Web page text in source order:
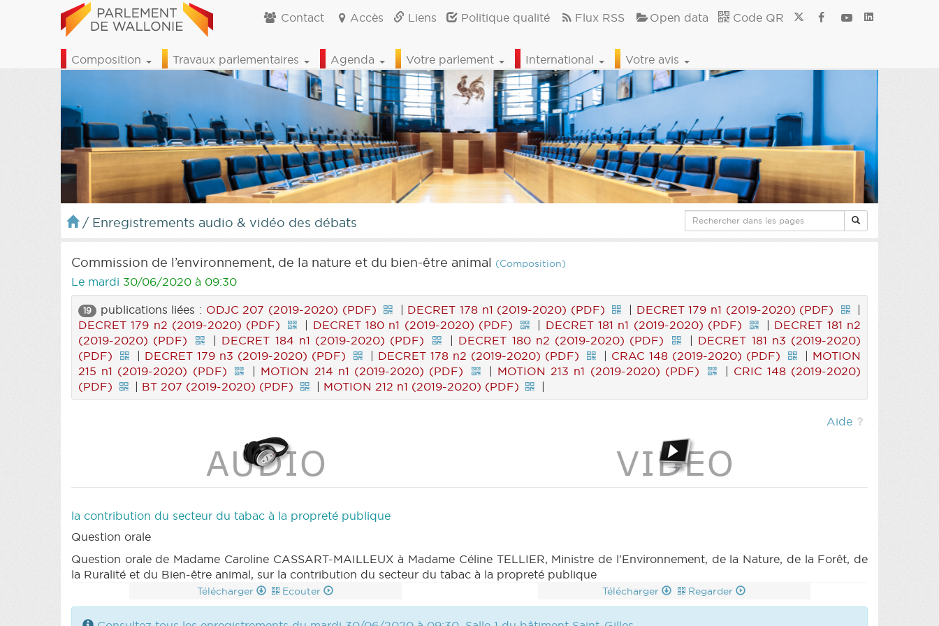
Contact Accès Liens Politique qualité Flux RSS Open data Code QR
Composition Travaux parlementaires Agenda Votre parlement International Votre avis
/ Enregistrements audio & vidéo des débats
Commission de l’environnement, de la nature et du bien-être animal (Composition)
Le mardi 30/06/2020 à 09:30
19 publications liées : ODJC 207 (2019-2020) (PDF) | DECRET 178 n1 (2019-2020) (PDF) | DECRET 179 n1 (2019-2020) (PDF)
|
DECRET 179 n2 (2019-2020) (PDF)
| DECRET 180 n1 (2019-2020) (PDF) | DECRET 181 n1 (2019-2020) (PDF) | DECRET 181 n2
(2019-2020) (PDF)
| DECRET 184 n1 (2019-2020) (PDF) | DECRET 180 n2 (2019-2020) (PDF) | DECRET 181 n3 (2019-2020)
(PDF)
| DECRET 179 n3 (2019-2020) (PDF) | DECRET 178 n2 (2019-2020) (PDF) | CRAC 148 (2019-2020) (PDF) | MOTION
215 n1 (2019-2020) (PDF)
| MOTION 214 n1 (2019-2020) (PDF) | MOTION 213 n1 (2019-2020) (PDF) | CRIC 148 (2019-2020)
(PDF)
| BT 207 (2019-2020) (PDF) | MOTION 212 n1 (2019-2020) (PDF) |
Aide
la contribution du secteur du tabac à la propreté publique
Question orale
Question orale de Madame Caroline CASSART-MAILLEUX à Madame Céline TELLIER, Ministre de l'Environnement, de la Nature, de la Forêt, de
la Ruralité et du Bien-être animal, sur la contribution du secteur du tabac à la propreté publique
Télécharger Ecouter Télécharger Regarder